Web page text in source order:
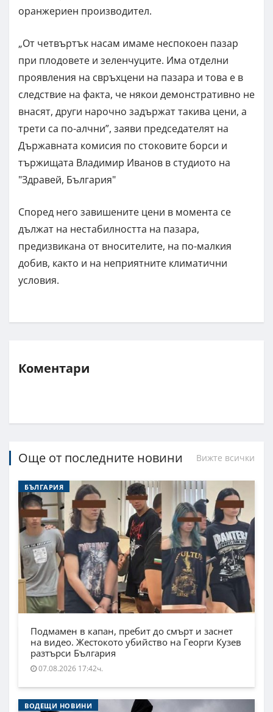
оранжериен производител.
„От четвъртък насам имаме неспокоен пазар
при плодовете и зеленчуците. Има отделни
проявления на свръхцени на пазара и това е в
следствие на факта, че някои демонстративно не
внасят, други нарочно задържат такива цени, а
трети са по-алчни”, заяви председателят на
Държавната комисия по стоковите борси и
тържищата Владимир Иванов в студиото на
"Здравей, България"
Според него завишените цени в момента се
дължат на нестабилността на пазара,
предизвикана от вносителите, на по-малкия
добив, както и на неприятните климатични
условия.
Коментари
Още от последните новини Вижте всички
БЪЛГАРИЯ
Подмамен в капан, пребит до смърт и заснет
на видео. Жестокото убийство на Георги Кузев
разтърси България
07.08.2026 17:42ч.
ВОДЕЩИ НОВИНИ